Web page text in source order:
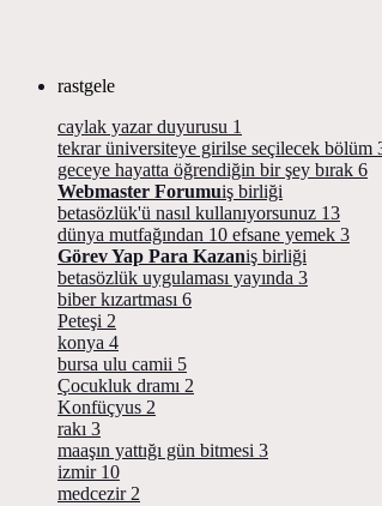
rastgele
caylak yazar duyurusu 1
tekrar üniversiteye girilse seçilecek bölüm
geceye hayatta öğrendiğin bir şey bırak 6
Webmaster Forumuiş birliği
betasözlük'ü nasıl kullanıyorsunuz 13
dünya mutfağından 10 efsane yemek 3
Görev Yap Para Kazaniş birliği
betasözlük uygulaması yayında 3
biber kızartması 6
Peteşi 2
konya 4
bursa ulu camii 5
Çocukluk dramı 2
Konfüçyus 2
rakı 3
maaşın yattığı gün bitmesi 3
izmir 10
medcezir 2